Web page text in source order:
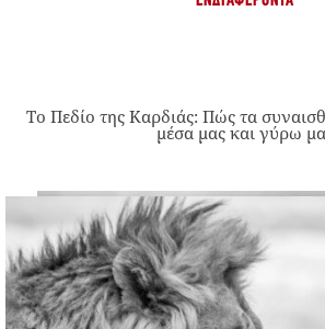
Το Πεδίο της Καρδιάς: Πώς τα
μέσα μας και γύρω